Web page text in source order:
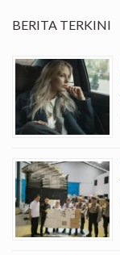
BERITA TERKINI